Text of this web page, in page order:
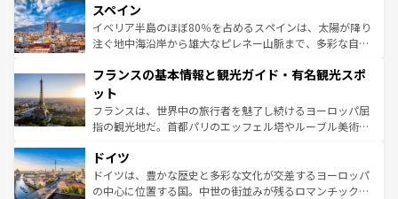
ろん、トスカーナの美しい田園風景やアマルフィ海岸の絶
景など、自然景観も見逃せない。観光の合間には、本場の
ピザやパスタなど、絶品のイタリア料理を堪能することも
ませてくれるイタリアで、忘れられない旅をしてみよう！
なお、新着のイタリア情報は
しい。
スペイン
イベリア半島のほぼ80％を占めるスペインは、太陽が降り
注ぐ地中海沿岸から雄大なピレネー山脈まで、多彩な自然
文化が根付くこの国では、情熱的なフラメンコ、熱気あふ
れる闘牛、そして美味しいタパスが生活の一部となってい
る。首都マドリードの洗練された雰囲気や、バルセロナの
アートに溢れた街角から、地方では古代ローマ遺跡や中世
せる。地方によって風土や気候が異なるスペインはその個
性で訪れる人を魅了する。 なお、新着のスペイン情報は コ
ンテンツ一覧を参照してほしい。
フランスの基本情報と観光ガイド・有名観光スポ
ット
フランスは、世界中の旅行者を魅了し続けるヨーロッパ屈
指の観光地だ。首都パリのエッフェル塔やルーブル美術館
で、幅広い魅力が詰まっている。華麗な宮殿、歴史的な大
聖堂、美しいビーチ、そして豊かな自然が、訪れる者を心
から魅了する。また、フランスは美食の国としても知ら
ドイツ
ドイツは、豊かな歴史と多彩な文化が交差するヨーロッパ
の中心に位置する国。中世の街並みが残るロマンチック街